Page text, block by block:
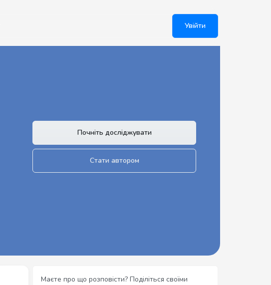
Увійти
Почніть досліджувати
Стати автором
Маєте про що розповісти? Поділіться своїми